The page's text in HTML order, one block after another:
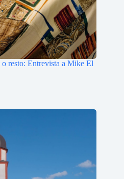
resto: Entrevista a Mike El